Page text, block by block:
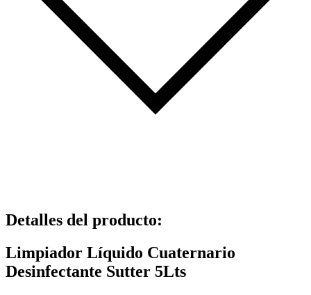
Detalles del producto:
Limpiador Líquido Cuaternario
Desinfectante Sutter 5Lts